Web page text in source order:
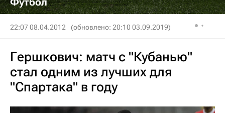
22:07 08.04.2012 (обновлено: 20:10 03.09.2019)
Гершкович: матч с "Кубанью"
стал одним из лучших для
"Спартака" в году